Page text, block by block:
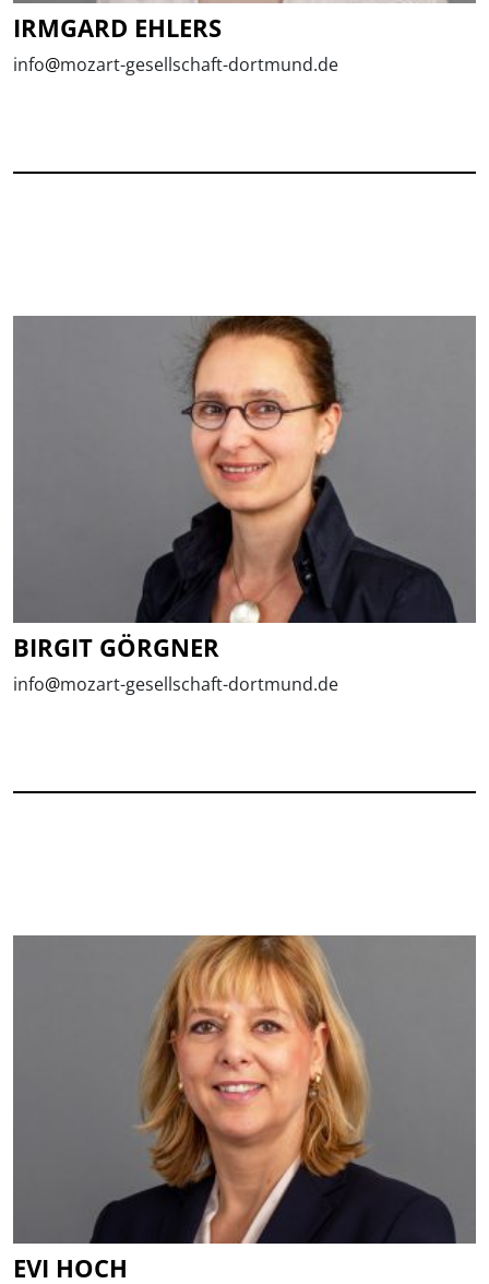
IRMGARD EHLERS
info@mozart-gesellschaft-dortmund.de
BIRGIT GÖRGNER
info@mozart-gesellschaft-dortmund.de
EVI HOCH